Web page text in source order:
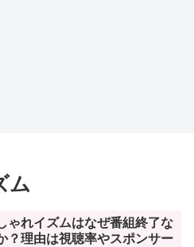
ム
ゃれイズムはなぜ番組終了な
？理由は視聴率やスポンサー